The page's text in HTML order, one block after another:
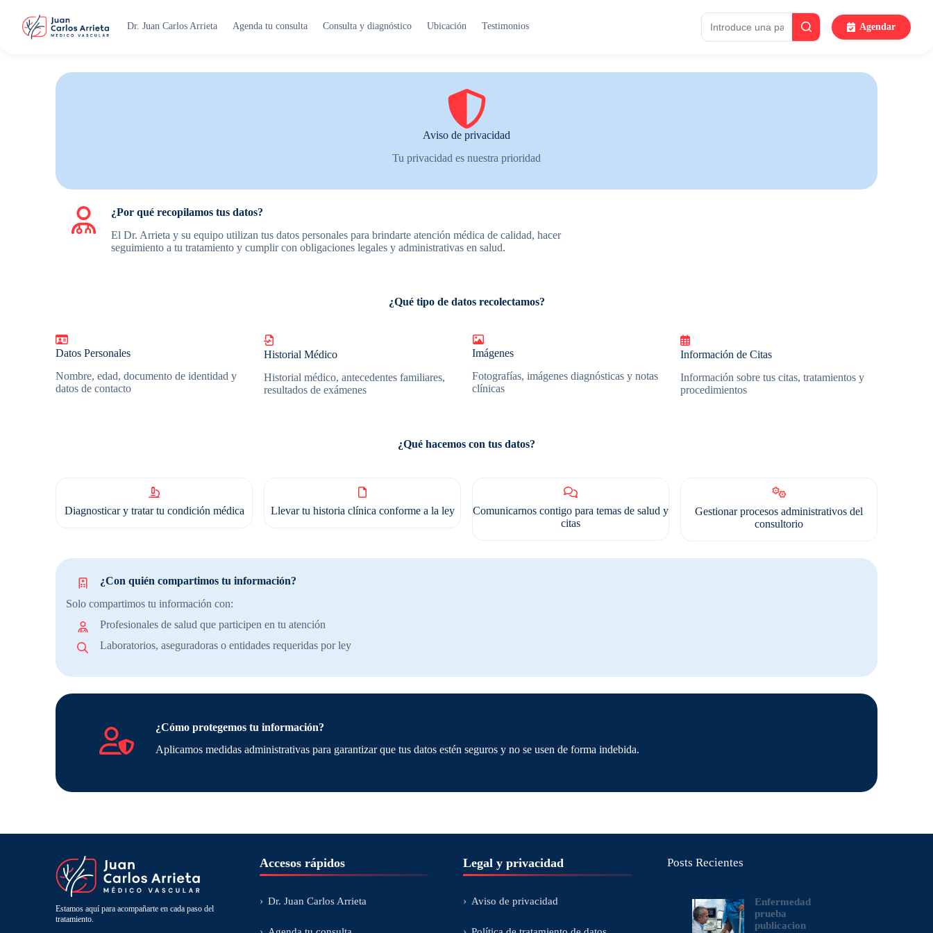
Dr. Juan Carlos Arrieta Agenda tu consulta Consulta y diagnóstico Ubicación Testimonios Agendar
contenido
Aviso de privacidad
Tu privacidad es nuestra prioridad
¿Por qué recopilamos tus datos?
El Dr. Arrieta y su equipo utilizan tus datos personales para brindarte atención médica de calidad, hacer
seguimiento a tu tratamiento y cumplir con obligaciones legales y administrativas en salud.
¿Qué tipo de datos recolectamos?
Datos Personales
Nombre, edad, documento de identidad y
datos de contacto
Historial Médico
Historial médico, antecedentes familiares,
resultados de exámenes
Imágenes
Fotografías, imágenes diagnósticas y notas
clínicas
Información de Citas
Información sobre tus citas, tratamientos y
procedimientos
¿Qué hacemos con tus datos?
Diagnosticar y tratar tu condición médica Llevar tu historia clínica conforme a la ley
Comunicarnos contigo para temas de salud y
citas
Gestionar procesos administrativos del
consultorio
¿Con quién compartimos tu información?
Solo compartimos tu información con:
Profesionales de salud que participen en tu atención
Laboratorios, aseguradoras o entidades requeridas por ley
¿Cómo protegemos tu información?
Aplicamos medidas administrativas para garantizar que tus datos estén seguros y no se usen de forma indebida.
Estamos aquí para acompañarte en cada paso del
tratamiento.
Accesos rápidos
› Dr. Juan Carlos Arrieta
Legal y privacidad
› Aviso de privacidad
Posts Recientes
Enfermedad
prueba
publicacion